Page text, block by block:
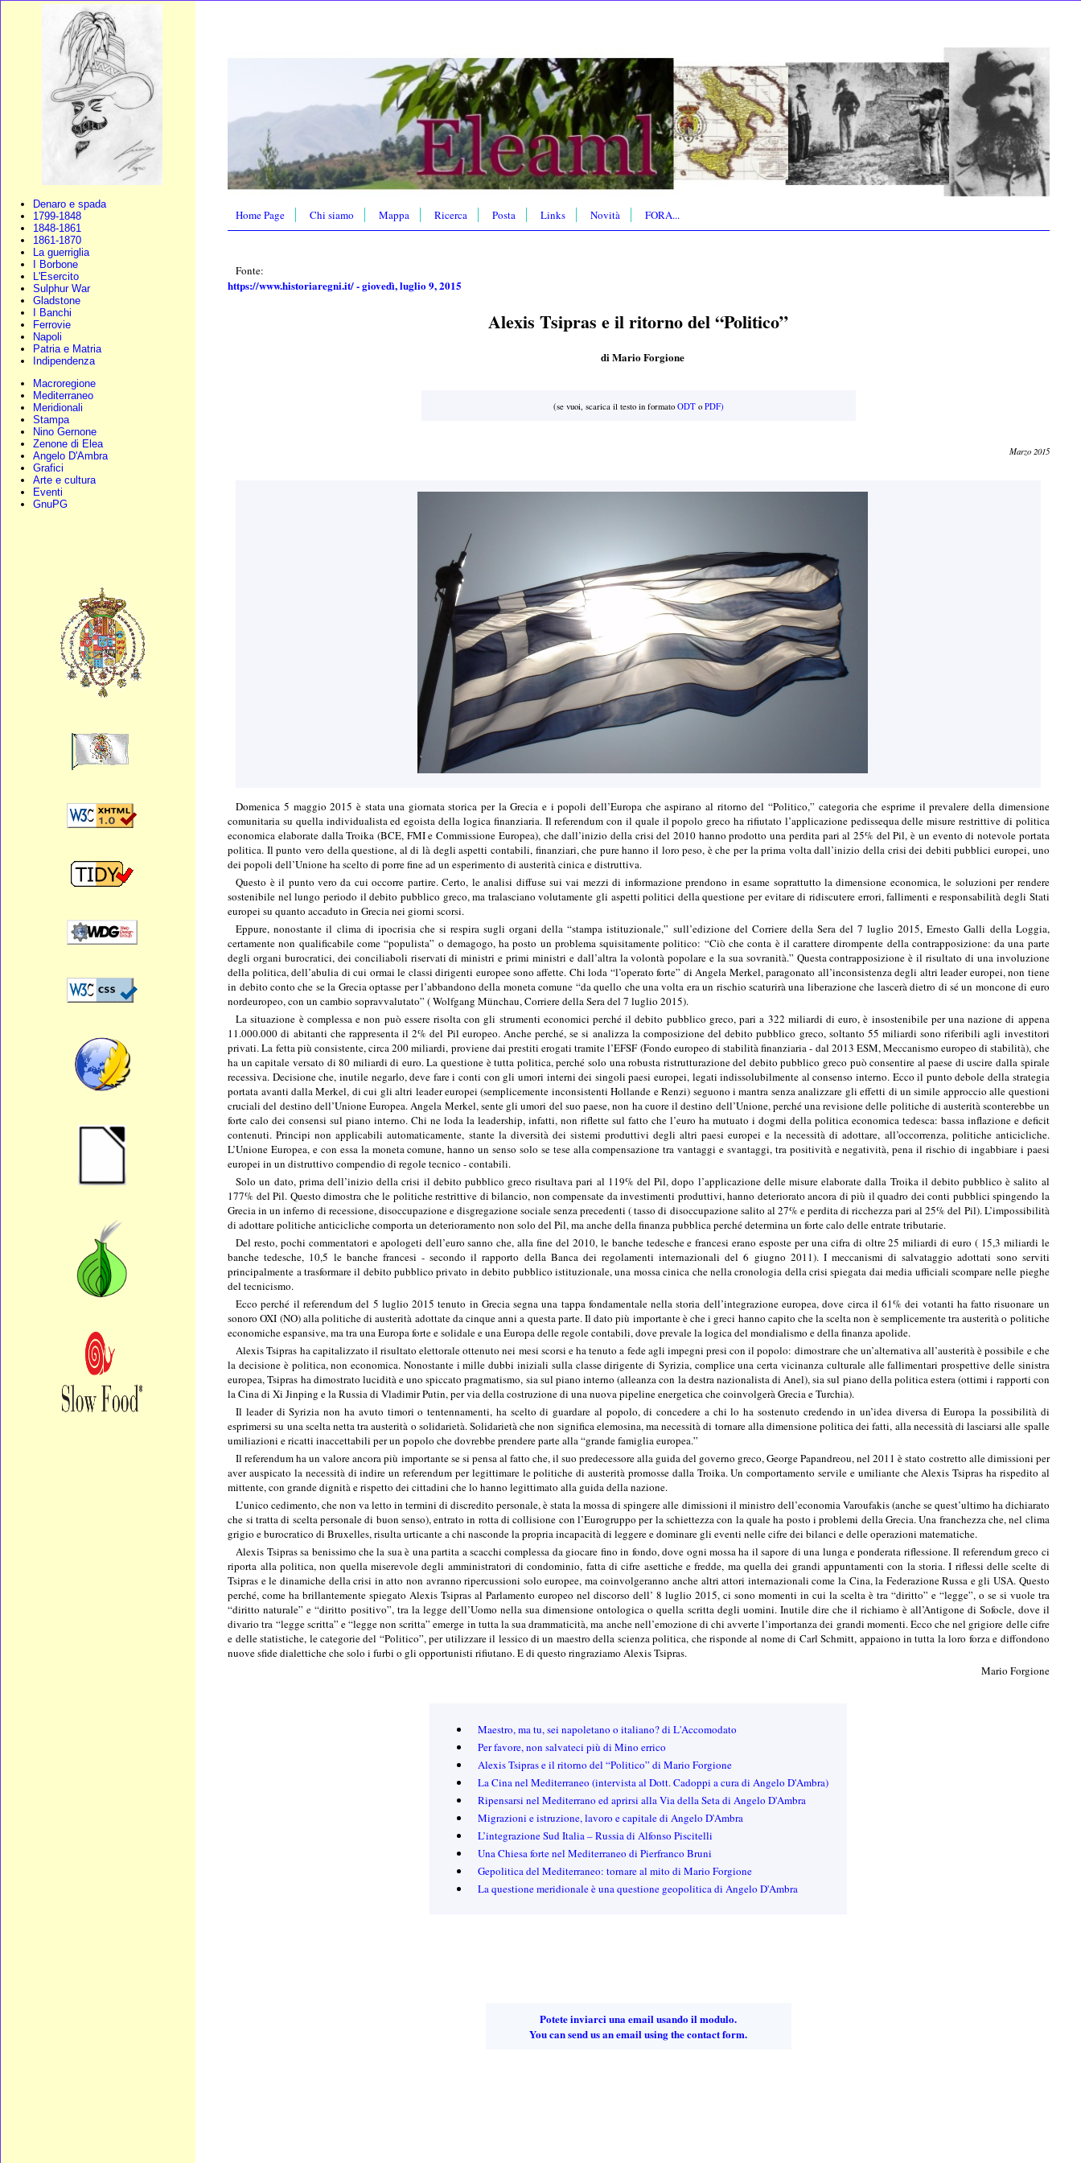
Denaro e spada
1799-1848
1848-1861
1861-1870
La guerriglia
I Borbone
L'Esercito
Sulphur War
Gladstone
I Banchi
Ferrovie
Napoli
Patria e Matria
Indipendenza
Macroregione
Mediterraneo
Meridionali
Stampa
Nino Gernone
Zenone di Elea
Angelo D'Ambra
Grafici
Arte e cultura
Eventi
GnuPG
Home Page Chi siamo Mappa Ricerca Posta Links Novità FORA...
Fonte:
https://www.historiaregni.it/ - giovedì, luglio 9, 2015
Alexis Tsipras e il ritorno del “Politico”
di Mario Forgione
(se vuoi, scarica il testo in formato ODTo PDF)
Marzo 2015
Domenica 5 maggio 2015 è stata una giornata storica per la Grecia e i popoli dell’Europa che aspirano al ritorno del “Politico,” categoria che esprime il prevalere della dimensione
comunitaria su quella individualista ed egoista della logica finanziaria. Il referendum con il quale il popolo greco ha rifiutato l’applicazione pedissequa delle misure restrittive di politica
economica elaborate dalla Troika (BCE, FMI e Commissione Europea), che dall’inizio della crisi del 2010 hanno prodotto una perdita pari al 25% del Pil, è un evento di notevole portata
politica. Il punto vero della questione, al di là degli aspetti contabili, finanziari, che pure hanno il loro peso, è che per la prima volta dall’inizio della crisi dei debiti pubblici europei, uno
dei popoli dell’Unione ha scelto di porre fine ad un esperimento di austerità cinica e distruttiva.
Questo è il punto vero da cui occorre partire. Certo, le analisi diffuse sui vai mezzi di informazione prendono in esame soprattutto la dimensione economica, le soluzioni per rendere
sostenibile nel lungo periodo il debito pubblico greco, ma tralasciano volutamente gli aspetti politici della questione per evitare di ridiscutere errori, fallimenti e responsabilità degli Stati
europei su quanto accaduto in Grecia nei giorni scorsi.
Eppure, nonostante il clima di ipocrisia che si respira sugli organi della “stampa istituzionale,” sull’edizione del Corriere della Sera del 7 luglio 2015, Ernesto Galli della Loggia,
certamente non qualificabile come “populista” o demagogo, ha posto un problema squisitamente politico: “Ciò che conta è il carattere dirompente della contrapposizione: da una parte
degli organi burocratici, dei conciliaboli riservati di ministri e primi ministri e dall’altra la volontà popolare e la sua sovranità.” Questa contrapposizione è il risultato di una involuzione
della politica, dell’abulia di cui ormai le classi dirigenti europee sono affette. Chi loda “l’operato forte” di Angela Merkel, paragonato all’inconsistenza degli altri leader europei, non tiene
in debito conto che se la Grecia optasse per l’abbandono della moneta comune “da quello che una volta era un rischio scaturirà una liberazione che lascerà dietro di sé un moncone di euro
nordeuropeo, con un cambio sopravvalutato” ( Wolfgang Münchau, Corriere della Sera del 7 luglio 2015).
La situazione è complessa e non può essere risolta con gli strumenti economici perché il debito pubblico greco, pari a 322 miliardi di euro, è insostenibile per una nazione di appena
11.000.000 di abitanti che rappresenta il 2% del Pil europeo. Anche perché, se si analizza la composizione del debito pubblico greco, soltanto 55 miliardi sono riferibili agli investitori
privati. La fetta più consistente, circa 200 miliardi, proviene dai prestiti erogati tramite l’EFSF (Fondo europeo di stabilità finanziaria - dal 2013 ESM, Meccanismo europeo di stabilità), che
ha un capitale versato di 80 miliardi di euro. La questione è tutta politica, perché solo una robusta ristrutturazione del debito pubblico greco può consentire al paese di uscire dalla spirale
recessiva. Decisione che, inutile negarlo, deve fare i conti con gli umori interni dei singoli paesi europei, legati indissolubilmente al consenso interno. Ecco il punto debole della strategia
portata avanti dalla Merkel, di cui gli altri leader europei (semplicemente inconsistenti Hollande e Renzi) seguono i mantra senza analizzare gli effetti di un simile approccio alle questioni
cruciali del destino dell’Unione Europea. Angela Merkel, sente gli umori del suo paese, non ha cuore il destino dell’Unione, perché una revisione delle politiche di austerità sconterebbe un
forte calo dei consensi sul piano interno. Chi ne loda la leadership, infatti, non riflette sul fatto che l’euro ha mutuato i dogmi della politica economica tedesca: bassa inflazione e deficit
contenuti. Principi non applicabili automaticamente, stante la diversità dei sistemi produttivi degli altri paesi europei e la necessità di adottare, all’occorrenza, politiche anticicliche.
L’Unione Europea, e con essa la moneta comune, hanno un senso solo se tese alla compensazione tra vantaggi e svantaggi, tra positività e negatività, pena il rischio di ingabbiare i paesi
europei in un distruttivo compendio di regole tecnico - contabili.
Solo un dato, prima dell’inizio della crisi il debito pubblico greco risultava pari al 119% del Pil, dopo l’applicazione delle misure elaborate dalla Troika il debito pubblico è salito al
177% del Pil. Questo dimostra che le politiche restrittive di bilancio, non compensate da investimenti produttivi, hanno deteriorato ancora di più il quadro dei conti pubblici spingendo la
Grecia in un inferno di recessione, disoccupazione e disgregazione sociale senza precedenti ( tasso di disoccupazione salito al 27% e perdita di ricchezza pari al 25% del Pil). L’impossibilità
di adottare politiche anticicliche comporta un deterioramento non solo del Pil, ma anche della finanza pubblica perché determina un forte calo delle entrate tributarie.
Del resto, pochi commentatori e apologeti dell’euro sanno che, alla fine del 2010, le banche tedesche e francesi erano esposte per una cifra di oltre 25 miliardi di euro ( 15,3 miliardi le
banche tedesche, 10,5 le banche francesi - secondo il rapporto della Banca dei regolamenti internazionali del 6 giugno 2011). I meccanismi di salvataggio adottati sono serviti
principalmente a trasformare il debito pubblico privato in debito pubblico istituzionale, una mossa cinica che nella cronologia della crisi spiegata dai media ufficiali scompare nelle pieghe
del tecnicismo.
Ecco perché il referendum del 5 luglio 2015 tenuto in Grecia segna una tappa fondamentale nella storia dell’integrazione europea, dove circa il 61% dei votanti ha fatto risuonare un
sonoro OXI (NO) alla politiche di austerità adottate da cinque anni a questa parte. Il dato più importante è che i greci hanno capito che la scelta non è semplicemente tra austerità o politiche
economiche espansive, ma tra una Europa forte e solidale e una Europa delle regole contabili, dove prevale la logica del mondialismo e della finanza apolide.
Alexis Tsipras ha capitalizzato il risultato elettorale ottenuto nei mesi scorsi e ha tenuto a fede agli impegni presi con il popolo: dimostrare che un’alternativa all’austerità è possibile e che
la decisione è politica, non economica. Nonostante i mille dubbi iniziali sulla classe dirigente di Syrizia, complice una certa vicinanza culturale alle fallimentari prospettive delle sinistra
europea, Tsipras ha dimostrato lucidità e uno spiccato pragmatismo, sia sul piano interno (alleanza con la destra nazionalista di Anel), sia sul piano della politica estera (ottimi i rapporti con
la Cina di Xi Jinping e la Russia di Vladimir Putin, per via della costruzione di una nuova pipeline energetica che coinvolgerà Grecia e Turchia).
Il leader di Syrizia non ha avuto timori o tentennamenti, ha scelto di guardare al popolo, di concedere a chi lo ha sostenuto credendo in un’idea diversa di Europa la possibilità di
esprimersi su una scelta netta tra austerità o solidarietà. Solidarietà che non significa elemosina, ma necessità di tornare alla dimensione politica dei fatti, alla necessità di lasciarsi alle spalle
umiliazioni e ricatti inaccettabili per un popolo che dovrebbe prendere parte alla “grande famiglia europea.”
Il referendum ha un valore ancora più importante se si pensa al fatto che, il suo predecessore alla guida del governo greco, George Papandreou, nel 2011 è stato costretto alle dimissioni per
aver auspicato la necessità di indire un referendum per legittimare le politiche di austerità promosse dalla Troika. Un comportamento servile e umiliante che Alexis Tsipras ha rispedito al
mittente, con grande dignità e rispetto dei cittadini che lo hanno legittimato alla guida della nazione.
L’unico cedimento, che non va letto in termini di discredito personale, è stata la mossa di spingere alle dimissioni il ministro dell’economia Varoufakis (anche se quest’ultimo ha dichiarato
che si tratta di scelta personale di buon senso), entrato in rotta di collisione con l’Eurogruppo per la schiettezza con la quale ha posto i problemi della Grecia. Una franchezza che, nel clima
grigio e burocratico di Bruxelles, risulta urticante a chi nasconde la propria incapacità di leggere e dominare gli eventi nelle cifre dei bilanci e delle operazioni matematiche.
Alexis Tsipras sa benissimo che la sua è una partita a scacchi complessa da giocare fino in fondo, dove ogni mossa ha il sapore di una lunga e ponderata riflessione. Il referendum greco ci
riporta alla politica, non quella miserevole degli amministratori di condominio, fatta di cifre asettiche e fredde, ma quella dei grandi appuntamenti con la storia. I riflessi delle scelte di
Tsipras e le dinamiche della crisi in atto non avranno ripercussioni solo europee, ma coinvolgeranno anche altri attori internazionali come la Cina, la Federazione Russa e gli USA. Questo
perché, come ha brillantemente spiegato Alexis Tsipras al Parlamento europeo nel discorso dell’ 8 luglio 2015, ci sono momenti in cui la scelta è tra “diritto” e “legge”, o se si vuole tra
“diritto naturale” e “diritto positivo”, tra la legge dell’Uomo nella sua dimensione ontologica o quella scritta degli uomini. Inutile dire che il richiamo è all’Antigone di Sofocle, dove il
divario tra “legge scritta” e “legge non scritta” emerge in tutta la sua drammaticità, ma anche nell’emozione di chi avverte l’importanza dei grandi momenti. Ecco che nel grigiore delle cifre
e delle statistiche, le categorie del “Politico”, per utilizzare il lessico di un maestro della scienza politica, che risponde al nome di Carl Schmitt, appaiono in tutta la loro forza e diffondono
nuove sfide dialettiche che solo i furbi o gli opportunisti rifiutano. E di questo ringraziamo Alexis Tsipras.
Mario Forgione
Maestro, ma tu, sei napoletano o italiano? di L'Accomodato
Per favore, non salvateci più di Mino errico
Alexis Tsipras e il ritorno del “Politico” di Mario Forgione
La Cina nel Mediterraneo (intervista al Dott. Cadoppi a cura di Angelo D'Ambra)
Ripensarsi nel Mediterrano ed aprirsi alla Via della Seta di Angelo D'Ambra
Migrazioni e istruzione, lavoro e capitale di Angelo D'Ambra
L’integrazione Sud Italia – Russia di Alfonso Piscitelli
Una Chiesa forte nel Mediterraneo di Pierfranco Bruni
Gepolitica del Mediterraneo: tornare al mito di Mario Forgione
La questione meridionale è una questione geopolitica di Angelo D'Ambra
Potete inviarci una email usando il modulo.
You can send us an email using the contact form.